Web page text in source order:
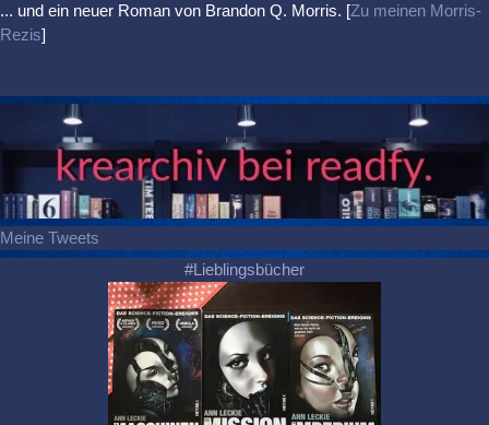
... und ein neuer Roman von Brandon Q. Morris. [Zu meinen Morris-
Rezis]
Meine Tweets
#Lieblingsbücher